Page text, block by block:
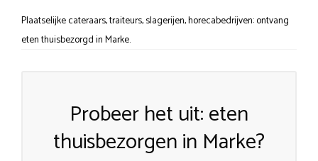
Plaatselijke cateraars, traiteurs, slagerijen, horecabedrijven: ontvang
eten thuisbezorgd in Marke.
Probeer het uit: eten
thuisbezorgen in Marke?